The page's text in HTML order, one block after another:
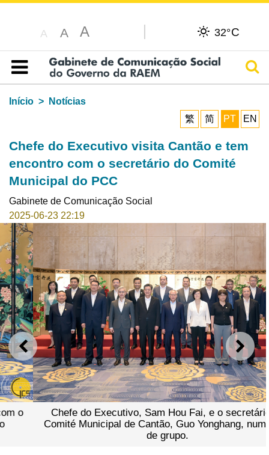
A A A 32°C
Índice
Início
Notícias
繁
简 PT EN
Chefe do Executivo visita Cantão e tem
encontro com o secretário do Comité
Municipal do PCC
Gabinete de Comunicação Social
2025-06-23 22:19
ANTERIOR
Chefe do Executivo, Sam Hou Fai, e o secretário do
Comité Municipal de Cantão, Guo Yonghang, numa foto
de grupo.